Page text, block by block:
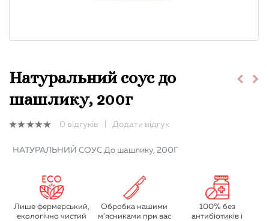
Натуральний соус до
шашлику, 200г
of
0 відгуків Додати відгук
НАТУРАЛЬНИЙ СОУС До шашлику, 200Г
Лише фермерський,
екологічно чистий
Обробка нашими
м’ясниками при вас
100% без
антибіотиків і